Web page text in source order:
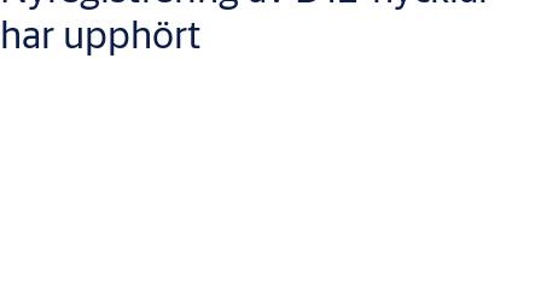
har upphört